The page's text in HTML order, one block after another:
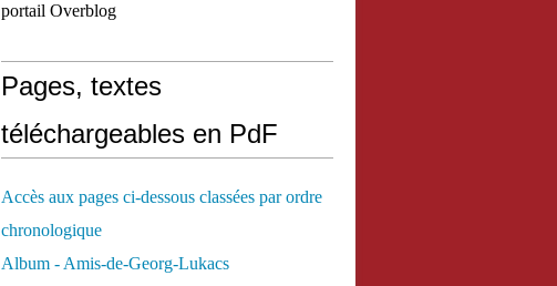
portail Overblog
Pages, textes
téléchargeables en PdF
Accès aux pages ci-dessous classées par ordre
chronologique
Album - Amis-de-Georg-Lukacs